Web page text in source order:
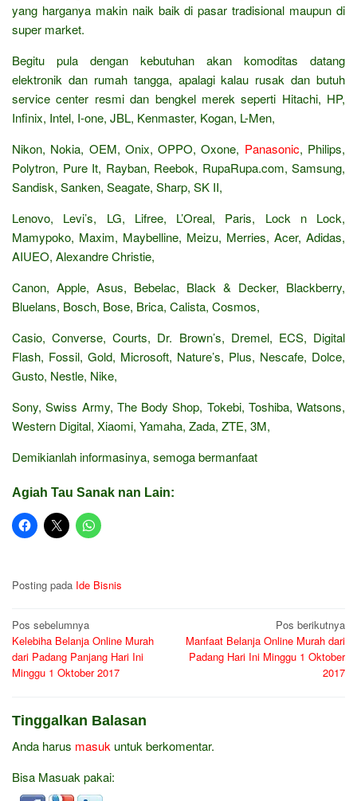
yang harganya makin naik baik di pasar tradisional maupun di
super market.
Begitu pula dengan kebutuhan akan komoditas datang
elektronik dan rumah tangga, apalagi kalau rusak dan butuh
service center resmi dan bengkel merek seperti Hitachi, HP,
Infinix, Intel, I-one, JBL, Kenmaster, Kogan, L-Men,
Nikon, Nokia, OEM, Onix, OPPO, Oxone, Panasonic, Philips,
Polytron, Pure It, Rayban, Reebok, RupaRupa.com, Samsung,
Sandisk, Sanken, Seagate, Sharp, SK II,
Lenovo, Levi’s, LG, Lifree, L’Oreal, Paris, Lock n Lock,
Mamypoko, Maxim, Maybelline, Meizu, Merries, Acer, Adidas,
AIUEO, Alexandre Christie,
Canon, Apple, Asus, Bebelac, Black & Decker, Blackberry,
Bluelans, Bosch, Bose, Brica, Calista, Cosmos,
Casio, Converse, Courts, Dr. Brown’s, Dremel, ECS, Digital
Flash, Fossil, Gold, Microsoft, Nature’s, Plus, Nescafe, Dolce,
Gusto, Nestle, Nike,
Sony, Swiss Army, The Body Shop, Tokebi, Toshiba, Watsons,
Western Digital, Xiaomi, Yamaha, Zada, ZTE, 3M,
Demikianlah informasinya, semoga bermanfaat
Agiah Tau Sanak nan Lain:
Posting pada Ide Bisnis
Navigasi
pos
Pos sebelumnya
Kelebiha Belanja Online Murah
dari Padang Panjang Hari Ini
Minggu 1 Oktober 2017
Pos berikutnya
Manfaat Belanja Online Murah dari
Padang Hari Ini Minggu 1 Oktober
2017
Tinggalkan Balasan
Anda harus masuk untuk berkomentar.
Bisa Masuak pakai: